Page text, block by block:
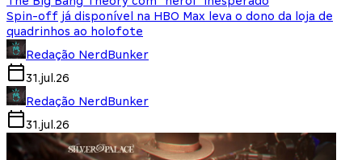
Spin-off já disponível na HBO Max leva o dono da loja de
quadrinhos ao holofote
Redação NerdBunker
31.jul.26
Redação NerdBunker
31.jul.26